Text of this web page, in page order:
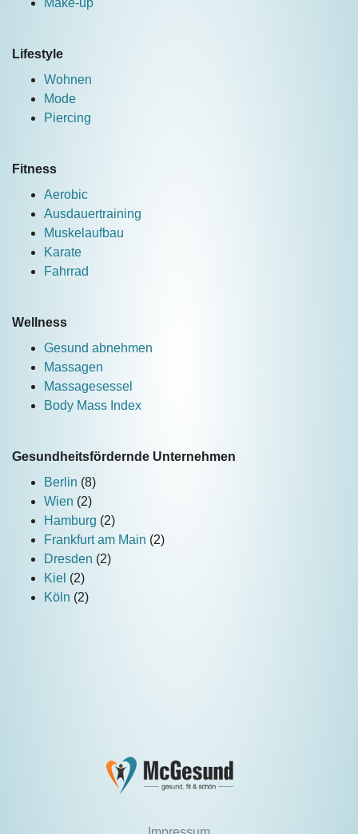
Lifestyle
Wohnen
Mode
Piercing
Fitness
Aerobic
Ausdauertraining
Muskelaufbau
Karate
Fahrrad
Wellness
Gesund abnehmen
Massagen
Massagesessel
Body Mass Index
Gesundheitsfördernde Unternehmen
Berlin (8)
Wien (2)
Hamburg (2)
Frankfurt am Main (2)
Dresden (2)
Kiel (2)
Köln (2)